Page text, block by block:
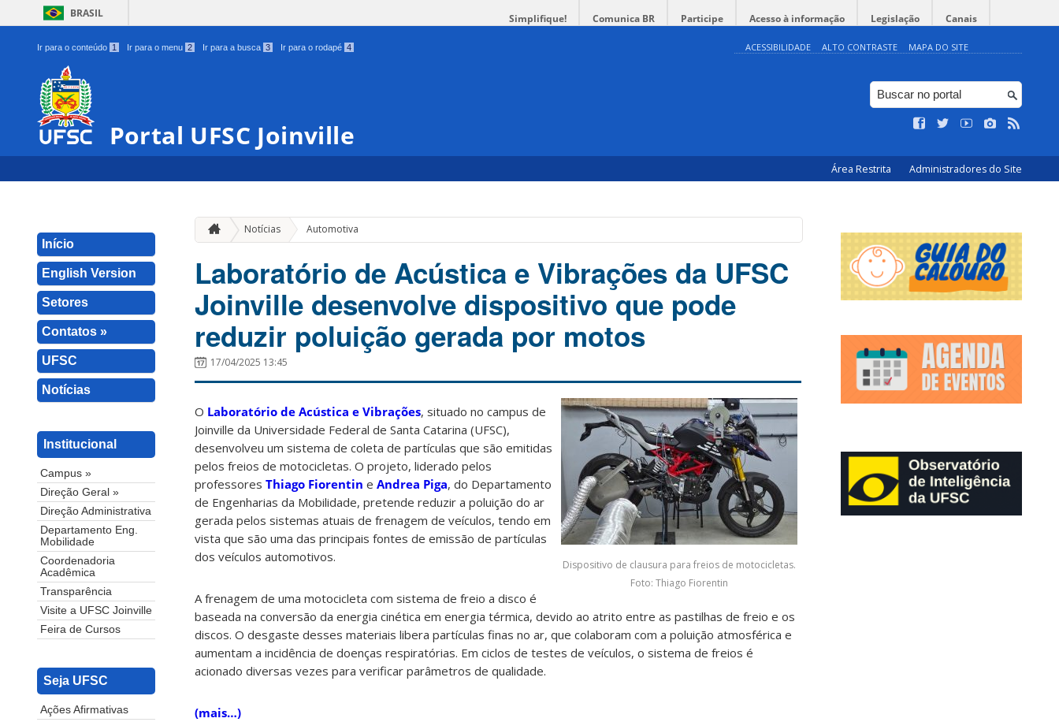
BRASIL Simplifique! Comunica BR Participe Acesso à informação Legislação Canais
Ir para o conteúdo 1 Ir para o menu 2 Ir para a busca 3 Ir para o rodapé 4 ACESSIBILIDADE ALTO CONTRASTE MAPA DO SITE
Portal UFSC Joinville
Área Restrita Administradores do Site
Início
English Version
Setores
Contatos »
UFSC
Notícias
Institucional
Campus »
Direção Geral »
Direção Administrativa
Departamento Eng.
Mobilidade
Coordenadoria
Acadêmica
Transparência
Visite a UFSC Joinville
Feira de Cursos
Seja UFSC
Ações Afirmativas
Notícias Automotiva
Laboratório de Acústica e Vibrações da UFSC
Joinville desenvolve dispositivo que pode
reduzir poluição gerada por motos
17/04/2025 13:45
Dispositivo de clausura para freios de motocicletas.
Foto: Thiago Fiorentin
O Laboratório de Acústica e Vibrações, situado no campus de
Joinville da Universidade Federal de Santa Catarina (UFSC),
desenvolveu um sistema de coleta de partículas que são emitidas
pelos freios de motocicletas. O projeto, liderado pelos
professores Thiago Fiorentin e Andrea Piga, do Departamento
de Engenharias da Mobilidade, pretende reduzir a poluição do ar
gerada pelos sistemas atuais de frenagem de veículos, tendo em
vista que são uma das principais fontes de emissão de partículas
dos veículos automotivos.
A frenagem de uma motocicleta com sistema de freio a disco é
baseada na conversão da energia cinética em energia térmica, devido ao atrito entre as pastilhas de freio e os
discos. O desgaste desses materiais libera partículas finas no ar, que colaboram com a poluição atmosférica e
aumentam a incidência de doenças respiratórias. Em ciclos de testes de veículos, o sistema de freios é
acionado diversas vezes para verificar parâmetros de qualidade.
(mais…)